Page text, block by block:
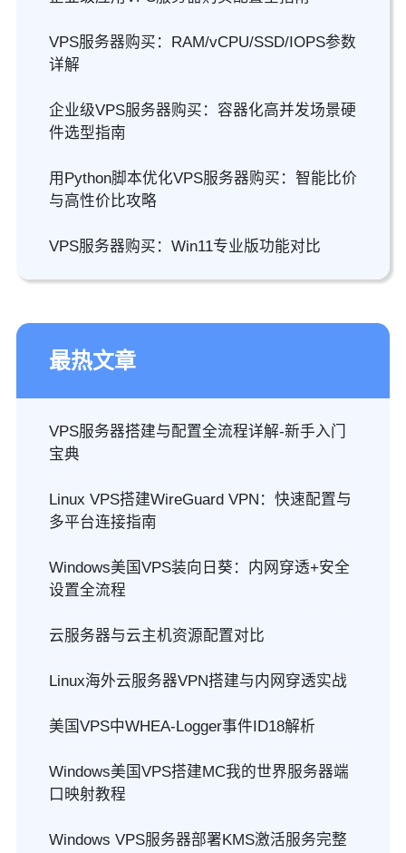
VPS服务器购买：RAM/vCPU/SSD/IOPS参数
详解
企业级VPS服务器购买：容器化高并发场景硬
件选型指南
用Python脚本优化VPS服务器购买：智能比价
与高性价比攻略
VPS服务器购买：Win11专业版功能对比
最热文章
VPS服务器搭建与配置全流程详解-新手入门
宝典
Linux VPS搭建WireGuard VPN：快速配置与
多平台连接指南
Windows美国VPS装向日葵：内网穿透+安全
设置全流程
云服务器与云主机资源配置对比
Linux海外云服务器VPN搭建与内网穿透实战
美国VPS中WHEA-Logger事件ID18解析
Windows美国VPS搭建MC我的世界服务器端
口映射教程
Windows VPS服务器部署KMS激活服务完整